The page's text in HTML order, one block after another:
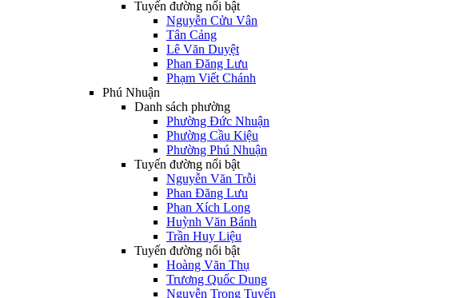
Tuyến đường nổi bật
Nguyễn Cửu Vân
Tân Cảng
Lê Văn Duyệt
Phan Đăng Lưu
Phạm Viết Chánh
Phú Nhuận
Danh sách phường
Phường Đức Nhuận
Phường Cầu Kiệu
Phường Phú Nhuận
Tuyến đường nổi bật
Nguyễn Văn Trỗi
Phan Đăng Lưu
Phan Xích Long
Huỳnh Văn Bánh
Trần Huy Liệu
Tuyến đường nổi bật
Hoàng Văn Thụ
Trương Quốc Dung
Nguyễn Trọng Tuyển